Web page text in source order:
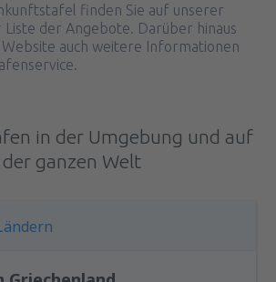
finden Sie auf unserer
der Angebote. Darüber hinaus
auch weitere Informationen
in der Umgebung und auf
der ganzen Welt